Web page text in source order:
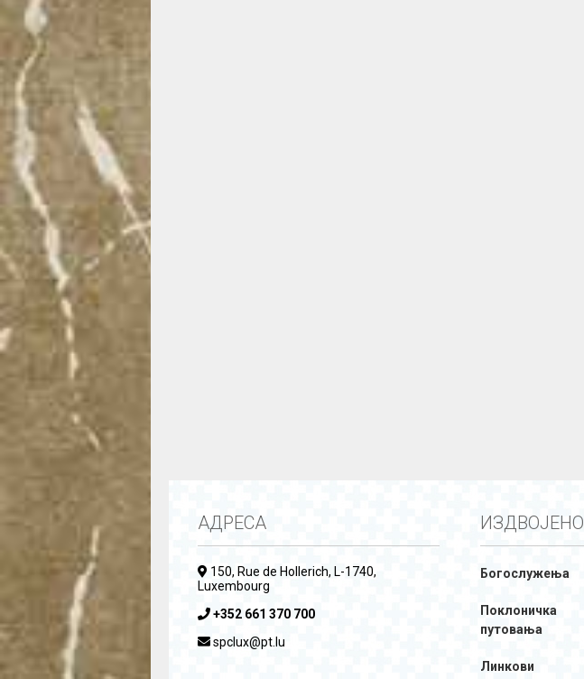
АДРЕСА
150, Rue de Hollerich, L-1740,
Luxembourg
+352 661 370 700
spclux@pt.lu
ИЗДВОЈЕНО
Богослужења
Поклоничка
путовања
Линкови